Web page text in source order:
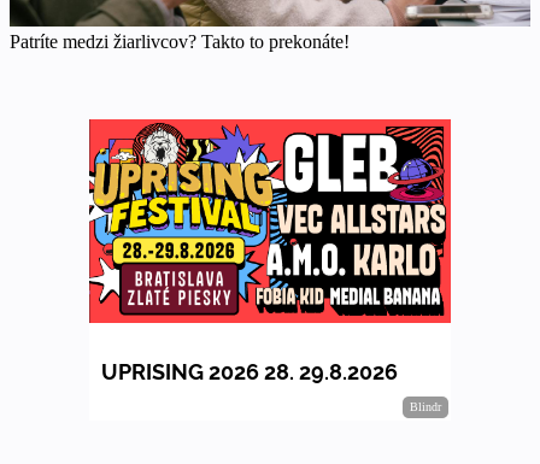
Patríte medzi žiarlivcov? Takto to prekonáte!